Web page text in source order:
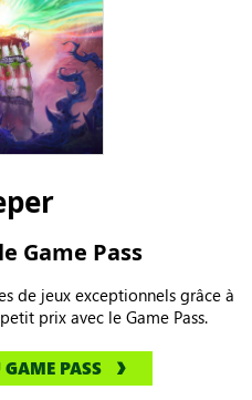
Game Pass
de jeux exceptionnels grâce à
prix avec le Game Pass.
GAME PASS